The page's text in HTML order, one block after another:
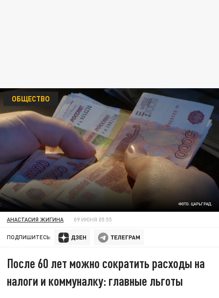
ФОТО: ЦАРЬГРАД.
ОБЩЕСТВО
АНАСТАСИЯ ЖИГИНА 09 ИЮНЯ 05:55
ПОДПИШИТЕСЬ:
После 60 лет можно сократить расходы на
налоги и коммуналку: главные льготы